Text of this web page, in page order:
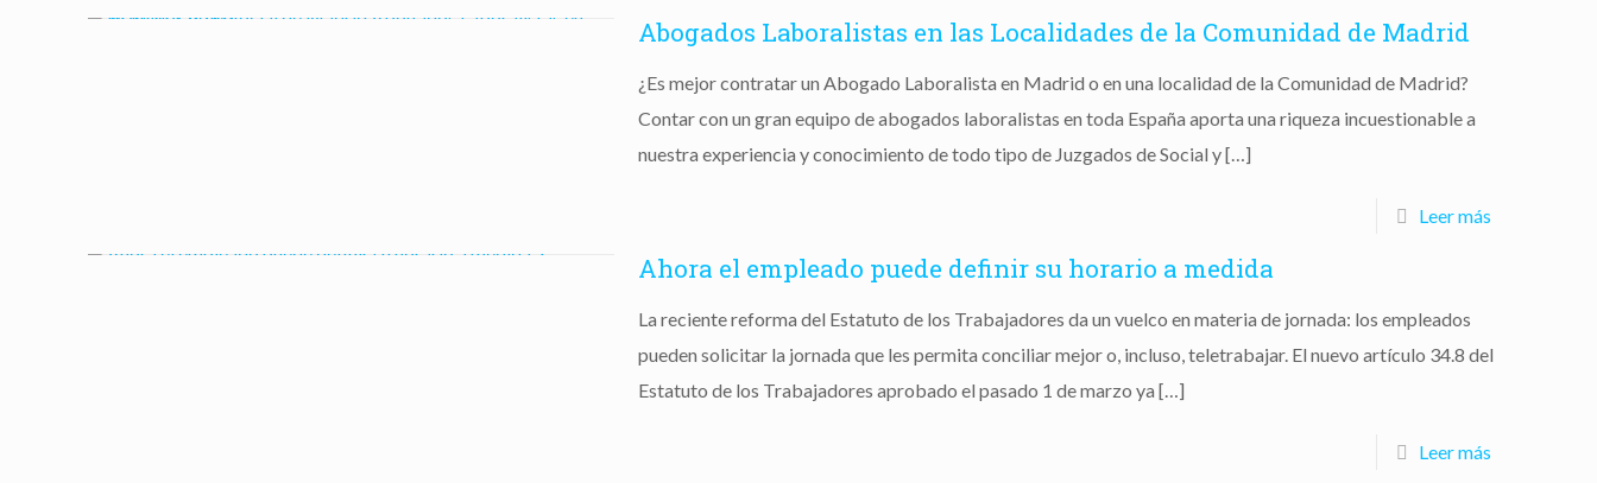
Abogados Laboralistas en las Localidades de la Comunidad de Madrid
¿Es mejor contratar un Abogado Laboralista en Madrid o en una localidad de la Comunidad de Madrid?
Contar con un gran equipo de abogados laboralistas en toda España aporta una riqueza incuestionable a
nuestra experiencia y conocimiento de todo tipo de Juzgados de Social y[…]
Leer más
Ahora el empleado puede definir su horario a medida
La reciente reforma del Estatuto de los Trabajadores da un vuelco en materia de jornada: los empleados
pueden solicitar la jornada que les permita conciliar mejor o, incluso, teletrabajar. El nuevo artículo 34.8 del
Estatuto de los Trabajadores aprobado el pasado 1 de marzo ya […]
Leer más